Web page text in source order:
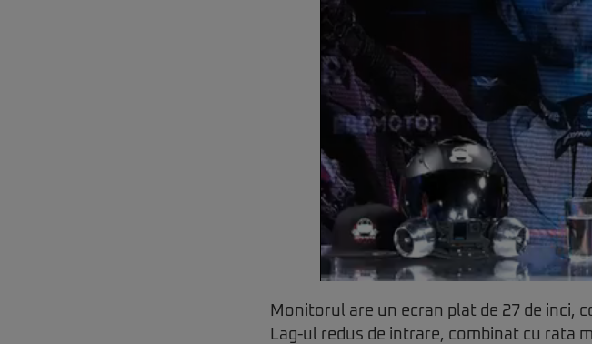
Monitorul are un ecran plat de 27 de inci,
Lag-ul redus de intrare, combinat cu rata